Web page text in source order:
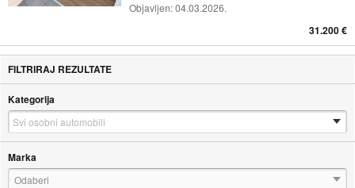
Objavljen:04.03.2026.
31.200 €
FILTRIRAJ REZULTATE
Kategorija
Marka
Odaberi